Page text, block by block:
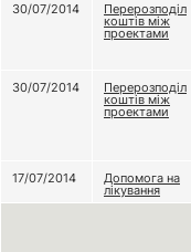
30/07/2014
Перерозподіл
коштів між
проектами
30/07/2014
Перерозподіл
коштів між
проектами
17/07/2014
Допомога на
лікування